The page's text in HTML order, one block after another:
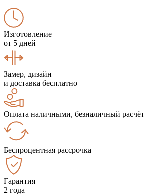
Изготовление
от 5 дней
Замер, дизайн
и доставка бесплатно
Оплата наличными, безналичный расчёт
Беспроцентная рассрочка
Гарантия
2 года